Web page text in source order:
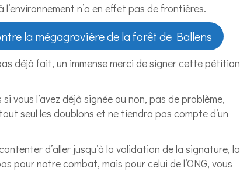
n’a en effet pas de frontières.
la mégagravière de la forêt de Ballens
déjà fait, un immense merci de signer cette pétition
vous l’avez déjà signée ou non, pas de problème,
seul les doublons et ne tiendra pas compte d’un
d’aller jusqu’à la validation de la signature, la
pour notre combat, mais pour celui de l’ONG, vous